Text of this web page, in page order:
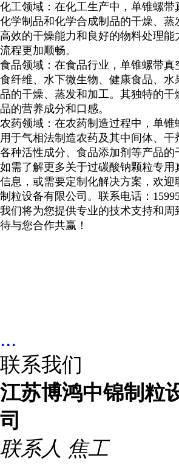
化工领域：在化工生产中，单锥螺带
化学制品和化学合成制品的干燥、蒸
高效的干燥能力和良好的物料处理能
流程更加顺畅。
食品领域：在食品行业，单锥螺带真
食纤维、水下微生物、健康食品、水
品的干燥、蒸发和加工。其独特的干
品的营养成分和口感。
农药领域：在农药制造过程中，单锥
用于气相法制造农药及其中间体、干
各种活性成分、食品添加剂等产品的
如需了解更多关于过碳酸钠颗粒专用
信息，或需要定制化解决方案，欢迎
制粒设备有限公司。联系电话：
我们将为您提供专业的技术支持和周
待与您合作共赢！
...
联系我们
江苏博鸿中锦制粒
司
联系人 焦工